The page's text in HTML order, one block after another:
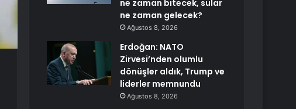
ne zaman bitecek, sular
ne zaman gelecek?
Ağustos 8, 2026
Erdoğan: NATO
Zirvesi’nden olumlu
dönüşler aldık, Trump ve
liderler memnundu
Ağustos 8, 2026